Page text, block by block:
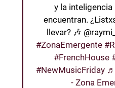
y la
encuentran.
llevar? 🎶
#ZonaEmergente
#FrenchHouse
#NewMusicFriday ♬
- Zona